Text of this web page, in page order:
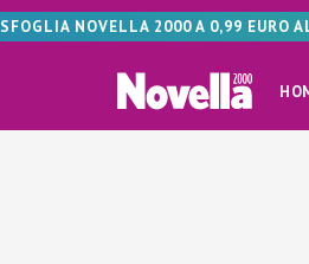
SFOGLIA NOVELLA 2000 A 0,99 EURO